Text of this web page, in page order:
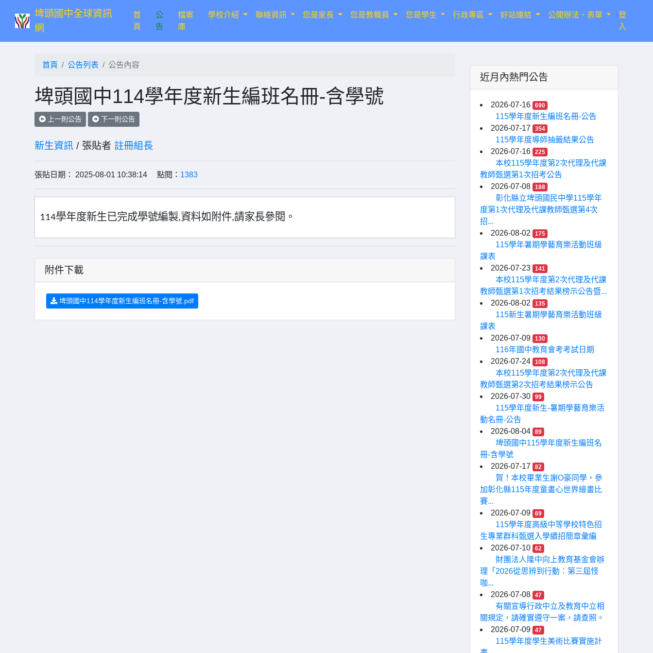
埤頭國中全球資訊
網
首
頁(current)
公
告
檔案
庫
學校介紹 聯絡資訊 您是家長 您是教職員 您是學生 行政專區 好站連結 公開辦法、表單
登
入
首頁 公告列表 公告內容
埤頭國中114學年度新生編班名冊-含學號
上一則公告 下一則公告
新生資訊 / 張貼者 註冊組長
張貼日期： 2025-08-01 10:38:14 點閱： 1383
114學年度新生已完成學號編製,資料如附件,請家長參閱。
附件下載
埤頭國中114學年度新生編班名冊-含學號.pdf
近月內熱門公告
2026-07-16 690
115學年度新生編班名冊-公告
2026-07-17
354
115學年度導師抽籤結果公告
2026-07-16
225
本校115學年度第2次代理及代課
教師甄選第1次招考公告
2026-07-08
188
彰化縣立埤頭國民中學115學年
度第1次代理及代課教師甄選第4次
招...
2026-08-02
175
115學年暑期學藝育樂活動班級
課表
2026-07-23
141
本校115學年度第2次代理及代課
教師甄選第1次招考結果榜示公告暨...
2026-08-02
135
115新生暑期學藝育樂活動班級
課表
2026-07-09
130
116年國中教育會考考試日期
2026-07-24
108
本校115學年度第2次代理及代課
教師甄選第2次招考結果榜示公告
2026-07-30
99
115學年度新生-暑期學藝育樂活
動名冊-公告
2026-08-04
89
埤頭國中115學年度新生編班名
冊-含學號
2026-07-17
82
賀！本校畢業生謝O豪同學，參
加彰化縣115年度童畫心世界繪畫比
賽...
2026-07-09
69
115學年度高級中等學校特色招
生專業群科甄選入學續招簡章彙編
2026-07-10
62
財團法人隆中向上教育基金會辦
理「2026從思辨到行動：第三屆怪
咖...
2026-07-08
47
有關宣導行政中立及教育中立相
關規定，請確實遵守一案，請查照。
2026-07-09
47
115學年度學生美術比賽實施計